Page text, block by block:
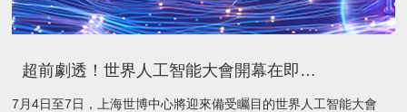
超前劇透！世界人工智能大會開幕在即，達闥四大亮點搶先看
7月4日至7日，上海世博中心將迎來備受矚目的世界人工智能大會